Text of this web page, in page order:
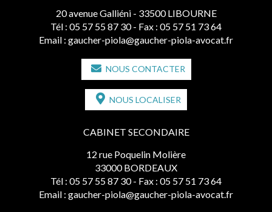
20 avenue Galliéni - 33500 LIBOURNE
Tél : 05 57 55 87 30 - Fax : 05 57 51 73 64
Email : gaucher-piola@gaucher-piola-avocat.fr
NOUS CONTACTER
NOUS LOCALISER
CABINET SECONDAIRE
12 rue Poquelin Molière
33000 BORDEAUX
Tél : 05 57 55 87 30 - Fax : 05 57 51 73 64
Email : gaucher-piola@gaucher-piola-avocat.fr